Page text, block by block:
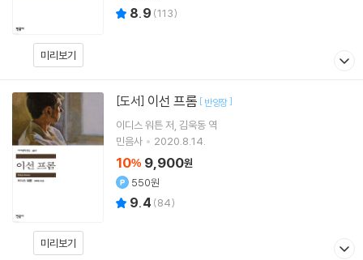
미리보기
8.9 (113)
미리보기
[도서] 이선 프롬 [ 반양장]
이디스 워튼저 김욱동 역
민음사
2020.8.14.
10% 9,900원
550원
9.4 (84)